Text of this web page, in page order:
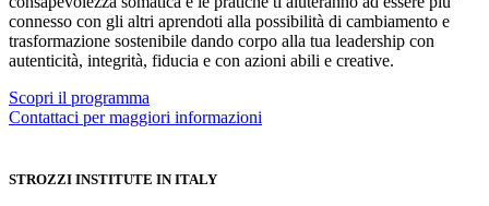
connesso con gli altri aprendoti alla possibilità di cambiamento e
trasformazione sostenibile dando corpo alla tua leadership con
autenticità, integrità, fiducia e con azioni abili e creative.
Scopri il programma
Contattaci per maggiori informazioni
STROZZI INSTITUTE IN ITALY